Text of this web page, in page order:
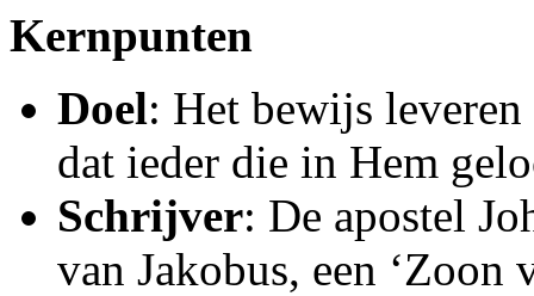
Kernpunten
Doel: Het bewijs
dat ieder die in Hem
Schrijver: De apostel
van Jakobus, een ‘Zoon